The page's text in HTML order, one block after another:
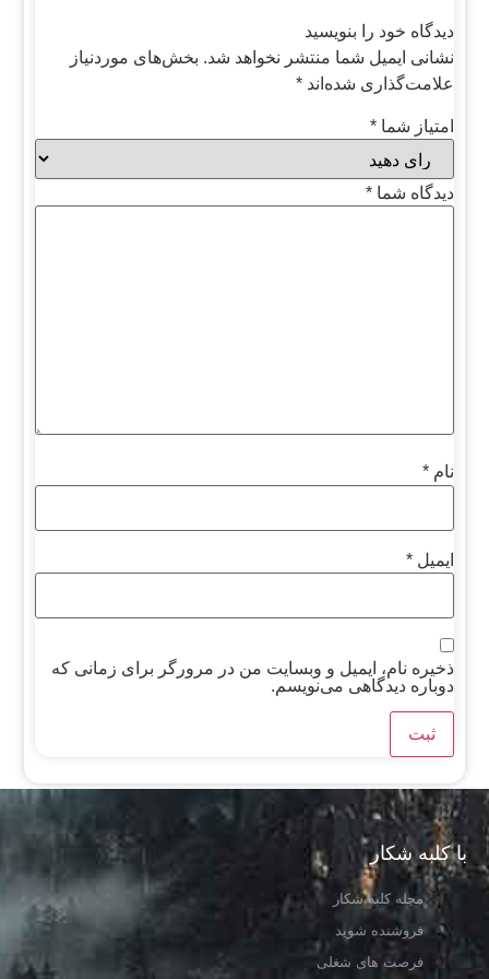
دیدگاه خود را بنویسید
نشانی ایمیل شما منتشر نخواهد شد. بخش‌های موردنیاز
علامت‌گذاری شده‌اند*
امتیاز شما*
دیدگاه شما*
نام*
ایمیل*
ذخیره نام، ایمیل و وبسایت من در مرورگر برای زمانی که
دوباره دیدگاهی می‌نویسم.
با کلبه شکار
مجله کلبه شکار
فروشنده شوید
فرصت های شغلی